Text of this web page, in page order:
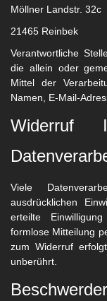
Möllner Landstr. 32c
21465 Reinbek
Verantwortliche
die allein oder
Mittel der
Namen, E-Mail-
Widerruf
Viele
ausdrücklichen
erteilte
formlose Mitteilung
zum Widerruf
unberührt.